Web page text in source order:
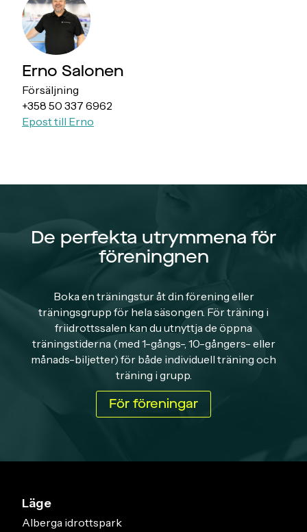
Erno Salonen
Försäljning
+358 50 337 6962
Epost till Erno
De perfekta utrymmena för
föreningnen
Boka en träningstur åt din förening eller
träningsgrupp för hela säsongen. För träning i
friidrottssalen kan du utnyttja de öppna
träningstiderna (med 1-gångs-, 10-gångers- eller
månads-biljetter) för både individuell träning och
träning i grupp.
För föreningar
Läge
Alberga idrottspark